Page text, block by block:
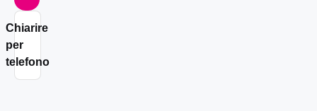
Chiarire
per
telefono